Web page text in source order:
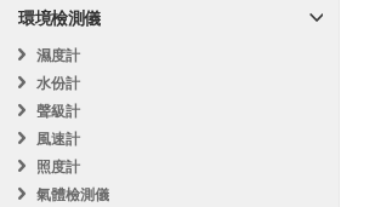
環境檢測儀
濕度計
水份計
聲級計
風速計
照度計
氣體檢測儀